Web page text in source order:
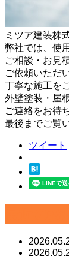
ミツア建装株
弊社では、使
ご相談・お見
ご依頼いただ
丁寧な施工を
外壁塗装・屋
ご連絡をお待
最後までご覧
ツイート